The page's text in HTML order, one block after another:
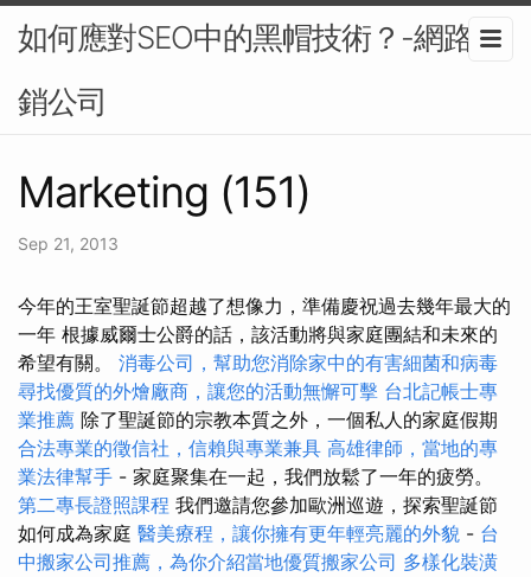
如何應對SEO中的黑帽技術？-網路行
銷公司
Marketing (151)
Sep 21, 2013
今年的王室聖誕節超越了想像力，準備慶祝過去幾年最大的
一年 根據威爾士公爵的話，該活動將與家庭團結和未來的
希望有關。 消毒公司，幫助您消除家中的有害細菌和病毒
尋找優質的外燴廠商，讓您的活動無懈可擊 台北記帳士專
業推薦 除了聖誕節的宗教本質之外，一個私人的家庭假期
合法專業的徵信社，信賴與專業兼具 高雄律師，當地的專
業法律幫手 - 家庭聚集在一起，我們放鬆了一年的疲勞。
第二專長證照課程 我們邀請您參加歐洲巡遊，探索聖誕節
如何成為家庭 醫美療程，讓你擁有更年輕亮麗的外貌 - 台
中搬家公司推薦，為你介紹當地優質搬家公司 多樣化裝潢